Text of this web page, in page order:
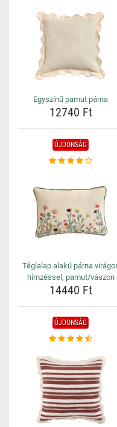
Egyszínű pamut párna
12740 Ft
ÚJDONSÁG
Téglalap alakú párna
hímzéssel, pamut/vászon
14440 Ft
ÚJDONSÁG